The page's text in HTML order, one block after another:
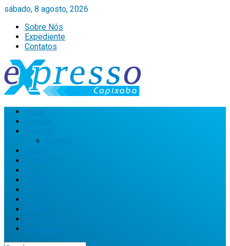
sábado, 8 agosto, 2026
Sobre Nós
Expediente
Contatos
Agricultura